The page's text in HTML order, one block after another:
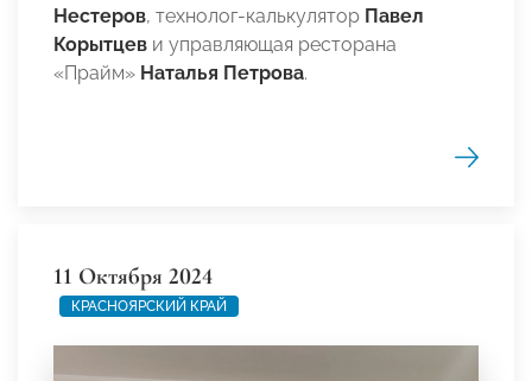
Нестеров, технолог-калькулятор Павел
Корытцев и управляющая ресторана
«Прайм» Наталья Петрова.
11 Октября 2024
КРАСНОЯРСКИЙ КРАЙ